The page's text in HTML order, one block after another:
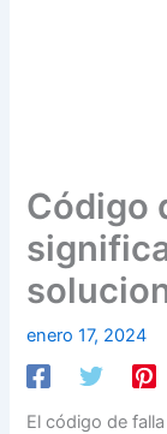
Código
enero 17, 2024
El código de